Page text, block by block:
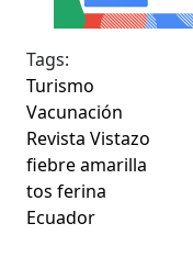
Tags:
Turismo
Vacunación
Revista Vistazo
fiebre amarilla
tos ferina
Ecuador